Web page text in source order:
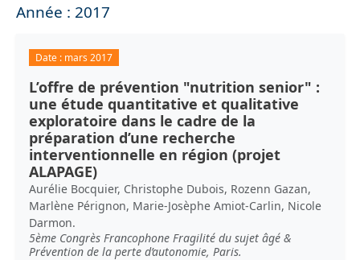
Année : 2017
Date : mars 2017
L’offre de prévention "nutrition senior" :
une étude quantitative et qualitative
exploratoire dans le cadre de la
préparation d’une recherche
interventionnelle en région (projet
ALAPAGE)
Aurélie Bocquier, Christophe Dubois, Rozenn Gazan,
Marlène Pérignon, Marie-Josèphe Amiot-Carlin, Nicole
Darmon.
5ème Congrès Francophone Fragilité du sujet âgé &
Prévention de la perte d’autonomie, Paris.